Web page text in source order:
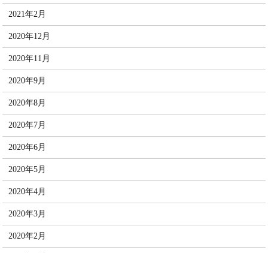
2021年2月
2020年12月
2020年11月
2020年9月
2020年8月
2020年7月
2020年6月
2020年5月
2020年4月
2020年3月
2020年2月